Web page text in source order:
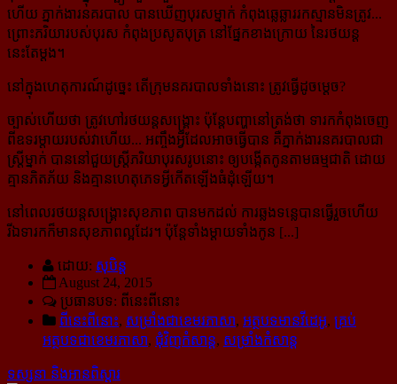
ហើយ ភ្នាក់ងារនគរបាល បានឃើញបុរសម្នាក់ កំពុងឆ្លេឆ្លាររកស្មានមិនត្រូវ...
ព្រោះភរិយា​របស់​បុរស កំពុងប្រសូតបុត្រ នៅផ្នែកខាងក្រោយ នៃរថយន្ដ
នេះតែម្ដង។
នៅក្នុងហេតុការណ៍ដូច្នេះ តើក្រុមនគរបាលទាំងនោះ ត្រូវធ្វើដូចម្ដេច?
ច្បាស់ហើយថា ត្រូវហៅរថយន្ដសង្គ្រោះ ប៉ុន្តែបញ្ហានៅត្រង់ថា ទារកកំពុងចេញ
ពីឧទរម្ដាយរបស់វាហើយ... អញ្ចឹងអ្វីដែលអាចធ្វើបាន គឺភ្នាក់ងារនគរបាលជា
ស្ត្រីម្នាក់ បាននៅជួយស្ត្រីភរិយាបុរសរូបនោះ ឲ្យបង្កើតកូន​តាមធម្មជាតិ ដោយ
គ្មានភិតភ័យ និងគ្មានហេតុភេទអ្វីកើតឡើងធំដុំឡើយ។
នៅពេលរថយន្ដសង្គ្រោះសុខភាព បានមកដល់ ការឆ្លងទន្លេបានធ្វើរួចហើយ
រីឯទារកក៏មានសុខភាពល្អ​ដែរ។ ប៉ុន្តែទាំងម្ដាយទាំងកូន [...]
ដោយ: សុបិន្ដ
August 24, 2015
ប្រធានបទ: ពីនេះពីនោះ
ពីនេះពីនោះ, សម្រាំងជាខេមរភាសា, អត្ថបទមានវីដេអូ, គ្រប់
អត្ថបទជាខេមរភាសា, ជុំវិញកំសាន្ដ, សម្រាំងកំសាន្ដ
ទស្សនា និងអានពិស្ដារ